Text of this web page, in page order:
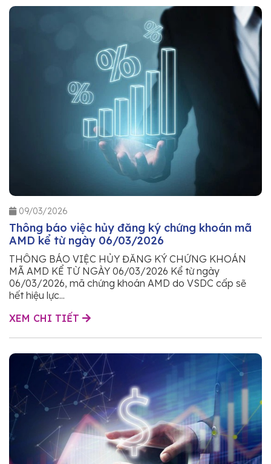
09/03/2026
Thông báo việc hủy đăng ký chứng khoán mã
AMD kể từ ngày 06/03/2026
THÔNG BÁO VIỆC HỦY ĐĂNG KÝ CHỨNG KHOÁN
MÃ AMD KỂ TỪ NGÀY 06/03/2026 Kể từ ngày
06/03/2026, mã chứng khoán AMD do VSDC cấp sẽ
hết hiệu lực...
XEM CHI TIẾT